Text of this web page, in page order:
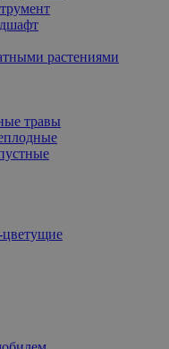
растениями
травы
цветущие